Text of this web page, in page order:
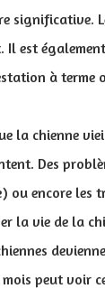
significative.
est
à terme
la chienne
Des
ou encore les
la vie de la
peut voir